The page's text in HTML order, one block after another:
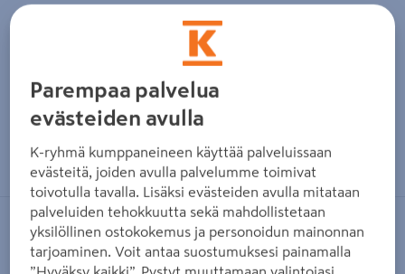
Laudelauta Thermory 26x185x2700
THERMORY
Parempaa palvelua
evästeiden avulla
K-ryhmä kumppaneineen käyttää palveluissaan
evästeitä, joiden avulla palvelumme toimivat
toivotulla tavalla. Lisäksi evästeiden avulla mitataan
palveluiden tehokkuutta sekä mahdollistetaan
yksilöllinen ostokokemus ja personoidun mainonnan
tarjoaminen. Voit antaa suostumuksesi painamalla
”Hyväksy kaikki”. Pystyt muuttamaan valintojasi